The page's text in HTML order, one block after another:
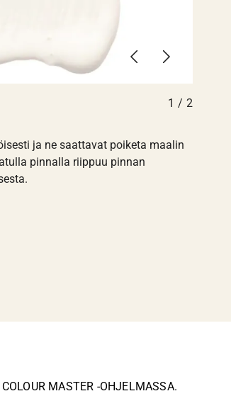
EdellinenSeuraava
1 / 2
ja ne saattavat poiketa maalin
pinnalla riippuu pinnan
MASTER -OHJELMASSA.